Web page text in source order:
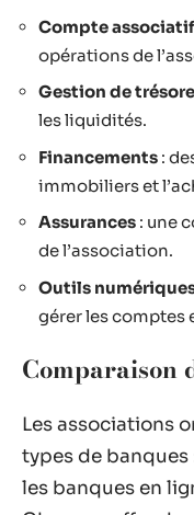
Compte associatif
opérations de
Gestion de
les liquidités.
Financements :
immobiliers et
Assurances : une
de l’association.
Outils
gérer les comptes
Comparaison
Les associations
types de
les banques en